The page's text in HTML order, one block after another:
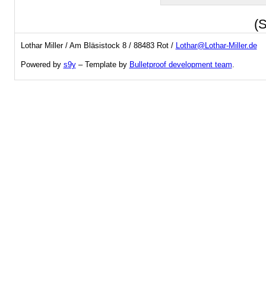
Lothar Miller / Am Bläsistock 8 / 88483 Rot / Lothar@Lothar-Miller.de
Powered by s9y– Template by Bulletproof development team.